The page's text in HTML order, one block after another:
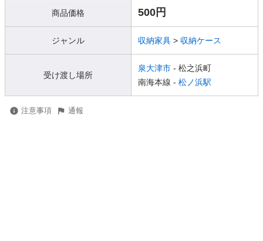
商品価格 500円
ジャンル 収納家具 > 収納ケース
受け渡し場所
泉大津市 - 松之浜町
南海本線 - 松ノ浜駅
注意事項 通報